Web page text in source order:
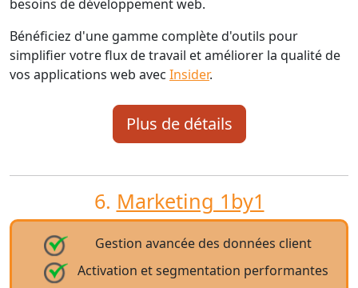
besoins de développement web.
Bénéficiez d'une gamme complète d'outils pour
simplifier votre flux de travail et améliorer la qualité de
vos applications web avec Insider.
Plus de détails
6. Marketing 1by1
Gestion avancée des données client
Activation et segmentation performantes